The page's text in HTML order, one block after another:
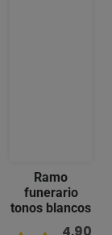
Ramo
funerario
tonos blancos